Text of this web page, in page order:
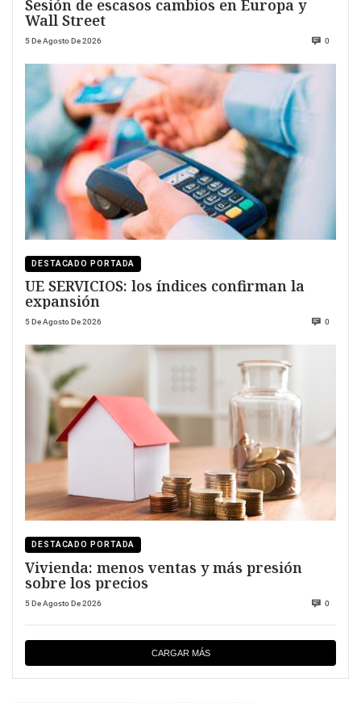
Sesión de escasos cambios en Europa y
Wall Street
5 De Agosto De 2026 0
DESTACADO PORTADA
UE SERVICIOS: los índices confirman la
expansión
5 De Agosto De 2026 0
DESTACADO PORTADA
Vivienda: menos ventas y más presión
sobre los precios
5 De Agosto De 2026 0
CARGAR MÁS